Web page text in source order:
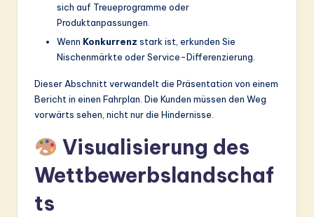
sich auf Treueprogramme oder
Produktanpassungen.
Wenn Konkurrenz stark ist, erkunden Sie
Nischenmärkte oder Service-Differenzierung.
Dieser Abschnitt verwandelt die Präsentation von einem
Bericht in einen Fahrplan. Die Kunden müssen den Weg
vorwärts sehen, nicht nur die Hindernisse.
Visualisierung des
Wettbewerbslandschaf
ts